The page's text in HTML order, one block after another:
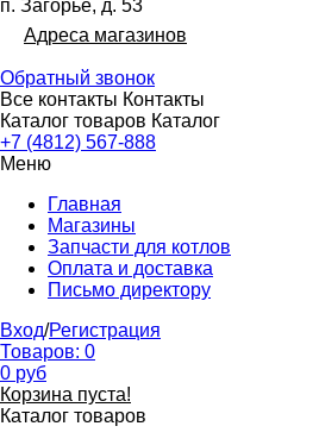
п. Загорье, д. 53
Адреса магазинов
Обратный звонок
Все контакты Контакты
Каталог товаров Каталог
+7 (4812) 567-888
Меню
Главная
Магазины
Запчасти для котлов
Оплата и доставка
Письмо директору
Вход/Регистрация
Товаров: 0
0 руб
Корзина пуста!
Каталог товаров